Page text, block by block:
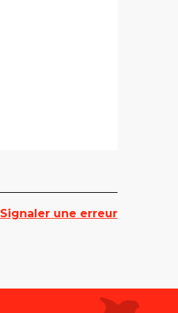
Signaler une erreur